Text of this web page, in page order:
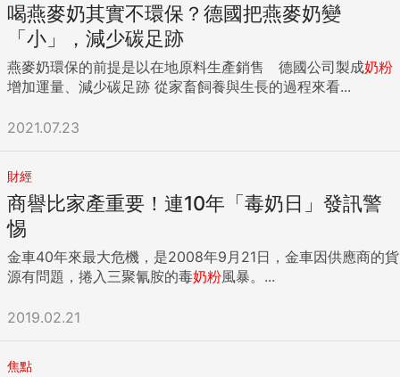
喝燕麥奶其實不環保？德國把燕麥奶變
「小」，減少碳足跡
燕麥奶環保的前提是以在地原料生產銷售 德國公司製成奶粉
增加運量、減少碳足跡 從家畜飼養與生長的過程來看...
2021.07.23
財經
商譽比家產重要！連10年「毒奶日」發訊警
惕
金車40年來最大危機，是2008年9月21日，金車因供應商的貨
源有問題，捲入三聚氰胺的毒奶粉風暴。...
2019.02.21
焦點